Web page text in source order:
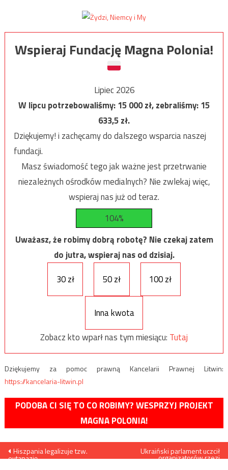
Wspieraj Fundację Magna Polonia!
Lipiec 2026
W lipcu potrzebowaliśmy:15 000zł, zebraliśmy:15
633,5zł.
Dziękujemy! i zachęcamy do dalszego wsparcia naszej
fundacji.
Masz świadomość tego jak ważne jest przetrwanie
niezależnych ośrodków medialnych? Nie zwlekaj więc,
wspieraj nas już od teraz.
104%
Uważasz, że robimy dobrą robotę? Nie czekaj zatem
do jutra, wspieraj nas od dzisiaj.
30 zł
50 zł 100 zł
Inna kwota
Zobacz kto wparł nas tym miesiącu: Tutaj
Dziękujemy za pomoc prawną Kancelarii Prawnej Litwin:
https://kancelaria-litwin.pl
PODOBA CI SIĘ TO CO ROBIMY? WESPRZYJ PROJEKT
MAGNA POLONIA!
Nawigacja
Hiszpania legalizuje tzw.
eutanazję
Ukraiński parlament uczcił
organizatorów rzezi